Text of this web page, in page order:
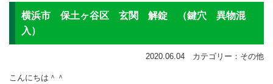
横浜市 保土ヶ谷区 玄関 解錠 （鍵穴 異物混
入）
2020.06.04 カテゴリー：その他
こんにちは＾＾